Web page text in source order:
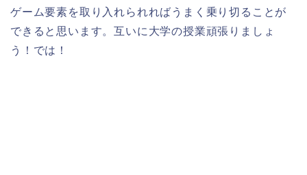
ゲーム要素を取り入れられればうまく乗り切ることが
できると思います。互いに大学の授業頑張りましょ
う！では！